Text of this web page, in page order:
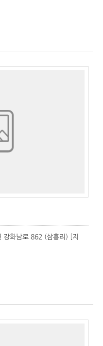
강화남로 862 (삼흥리) [지